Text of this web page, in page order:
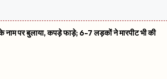
नाम पर बुलाया, कपड़े फाड़े; 6-7 लड़कों ने मारपीट भी की